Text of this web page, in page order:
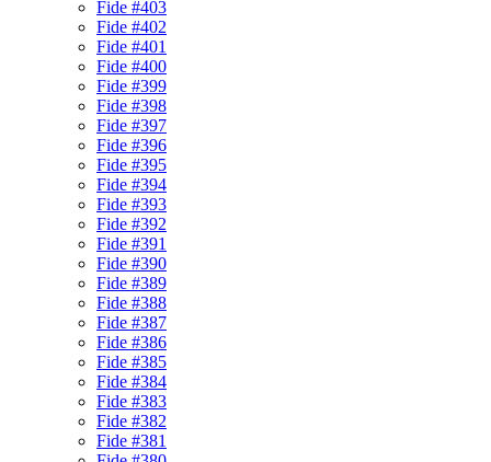
Fide #403
Fide #402
Fide #401
Fide #400
Fide #399
Fide #398
Fide #397
Fide #396
Fide #395
Fide #394
Fide #393
Fide #392
Fide #391
Fide #390
Fide #389
Fide #388
Fide #387
Fide #386
Fide #385
Fide #384
Fide #383
Fide #382
Fide #381